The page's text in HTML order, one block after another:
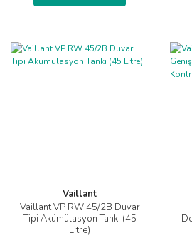
Vaillant
Vaillant VP RW 45/2B Duvar
Tipi Akümülasyon Tankı (45
Litre)